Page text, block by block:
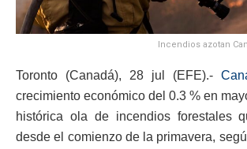
Incendios azotan
Toronto (Canadá), 28 jul (EFE).-
crecimiento económico del 0.3 % en
histórica ola de incendios forestales
desde el comienzo de la primavera,